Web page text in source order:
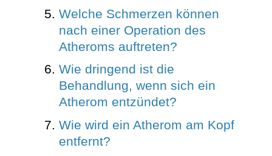
Welche Schmerzen können
nach einer Operation des
Atheroms auftreten?
Wie dringend ist die
Behandlung, wenn sich ein
Atherom entzündet?
Wie wird ein Atherom am Kopf
entfernt?